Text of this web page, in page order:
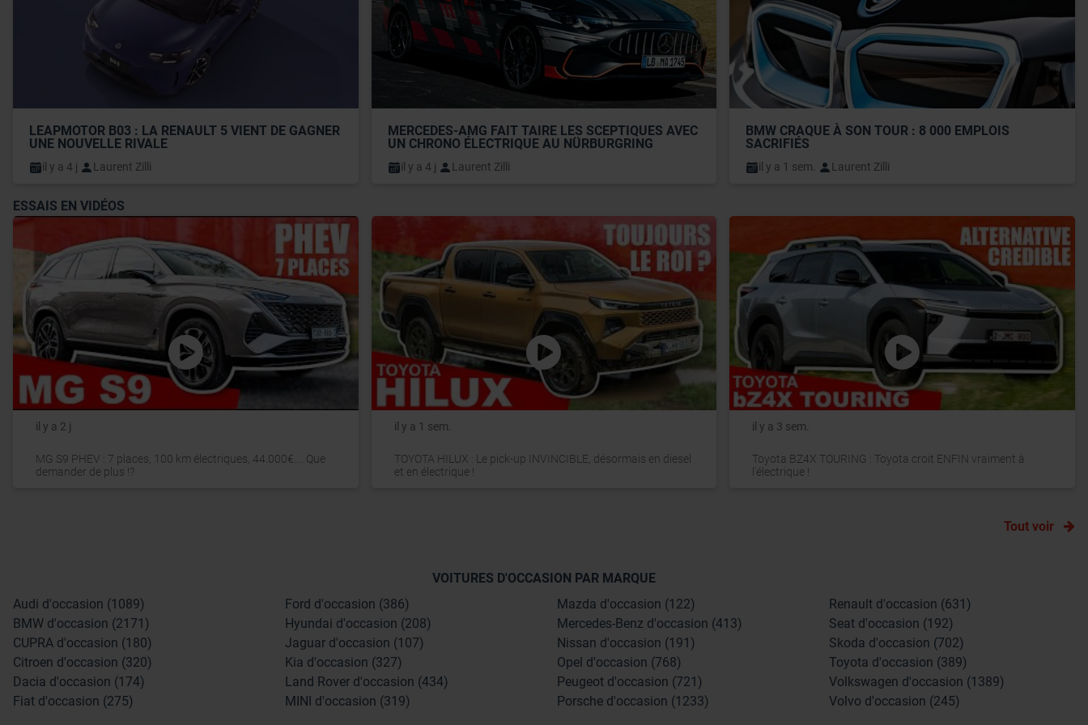
LEAPMOTOR B03 : LA RENAULT 5 VIENT DE GAGNER
UNE NOUVELLE RIVALE
il y a 4 j Laurent Zilli
MERCEDES-AMG FAIT TAIRE LES SCEPTIQUES AVEC
UN CHRONO ÉLECTRIQUE AU NÜRBURGRING
il y a 4 j Laurent Zilli
BMW CRAQUE À SON TOUR : 8 000 EMPLOIS
SACRIFIÉS
il y a 1 sem. Laurent Zilli
ESSAIS EN VIDÉOS
il y a 2 j
MG S9 PHEV : 7 places, 100 km électriques, 44.000€.... Que
demander de plus !?
il y a 1 sem.
TOYOTA HILUX : Le pick-up INVINCIBLE, désormais en diesel
et en électrique !
il y a 3 sem.
Toyota BZ4X TOURING : Toyota croit ENFIN vraiment à
l'électrique !
Tout voir
VOITURES D'OCCASION PAR MARQUE
Audi d'occasion (1089)
BMW d'occasion (2171)
CUPRA d'occasion (180)
Citroen d'occasion (320)
Dacia d'occasion (174)
Fiat d'occasion (275)
Ford d'occasion (386)
Hyundai d'occasion (208)
Jaguar d'occasion (107)
Kia d'occasion (327)
Land Rover d'occasion (434)
MINI d'occasion (319)
Mazda d'occasion (122)
Mercedes-Benz d'occasion (413)
Nissan d'occasion (191)
Opel d'occasion (768)
Peugeot d'occasion (721)
Porsche d'occasion (1233)
Renault d'occasion (631)
Seat d'occasion (192)
Skoda d'occasion (702)
Toyota d'occasion (389)
Volkswagen d'occasion (1389)
Volvo d'occasion (245)